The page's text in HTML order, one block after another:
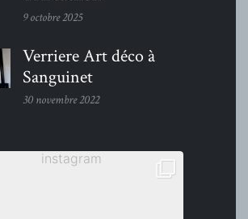
9 octobre 2025
Verriere Art déco à
Sanguinet
30 novembre 2022